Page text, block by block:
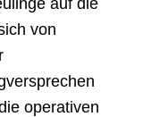
von
operativen